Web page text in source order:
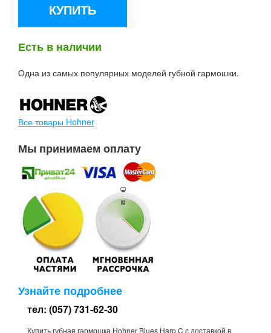
КУПИТЬ
Есть в наличии
Одна из самых популярных моделей губной гармошки.
Все товары Hohner
Мы принимаем оплату
Узнайте подробнее
тел: (057) 731-62-30
Купить губная гармошка Hohner Blues Harp C с доставкой в